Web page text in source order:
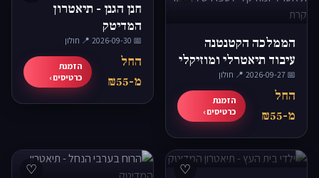
הממלכה הקטנטנה
עיבוד תיאטרלי ומוזיקלי
לספרו של אתגר קרת
📅 2026-09-27
·📍 חולון
החל
מ-₪55
הזמנת
כרטיסים ›
חנן הגנן - תיאטרון
המדיטק
📅 2026-09-30
·📍 חולון
החל
מ-₪55
הזמנת
כרטיסים ›
♡
♡